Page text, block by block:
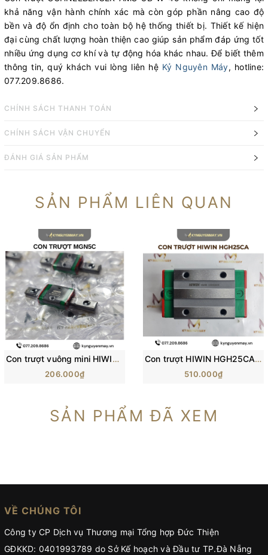
khả năng vận hành chính xác mà còn góp phần nâng cao độ
bền và độ ổn định cho toàn bộ hệ thống thiết bị. Thiết kế hiện
đại cùng chất lượng hoàn thiện cao giúp sản phẩm đáp ứng tốt
nhiều ứng dụng cơ khí và tự động hóa khác nhau. Để biết thêm
thông tin, quý khách vui lòng liên hệ Kỷ Nguyên Máy, hotline:
077.209.8686.
CHÍNH SÁCH THANH TOÁN
CHÍNH SÁCH VẬN CHUYỂN
ĐÁNH GIÁ SẢN PHẨM
SẢN PHẨM LIÊN QUAN
Con trượt vuông mini HIWIN MGN-C | Block trượt MGN5C, MGN7C, MGN12C
206.000₫
Con trượt HIWIN HGH25CA/ H25C/ HG25 (84x48x40mm)
510.000₫
SẢN PHẨM ĐÃ XEM
VỀ CHÚNG TÔI
Công ty CP Dịch vụ Thương mại Tổng hợp Đức Thiện
GĐKKD: 0401993789 do Sở Kế hoạch và Đầu tư TP.Đà Nẵng